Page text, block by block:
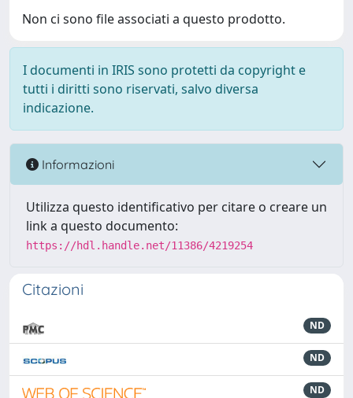
Non ci sono file associati a questo prodotto.
I documenti in IRIS sono protetti da copyright e
tutti i diritti sono riservati, salvo diversa
indicazione.
Informazioni
Utilizza questo identificativo per citare o creare un
link a questo documento:
https://hdl.handle.net/11386/4219254
Citazioni
ND
ND
ND